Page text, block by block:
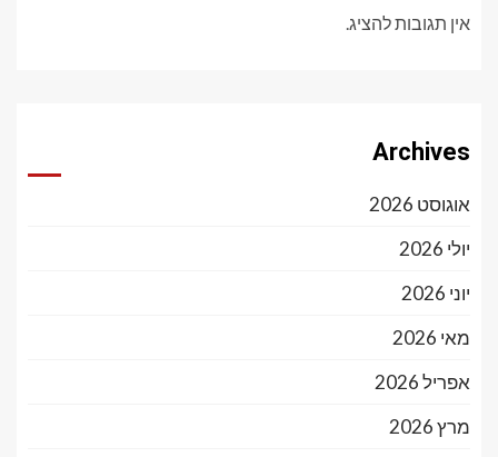
אין תגובות להציג.
Archives
אוגוסט 2026
יולי 2026
יוני 2026
מאי 2026
אפריל 2026
מרץ 2026